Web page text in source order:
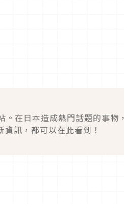
在日本造成熱門話題的事物，
訊，都可以在此看到！